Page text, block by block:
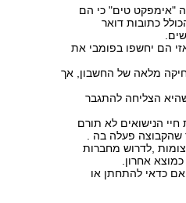
"אימפקט טים" כי הם
כתובות דואר
הם יחשפו בפומבי את
מלאה של החשבון, אך
הצליחה להתגבר
הנישואים לא תורם
שהקבוצה פעלה בה .
,לדרוש מחברות
אחרון.
אם כדאי להתחתן או